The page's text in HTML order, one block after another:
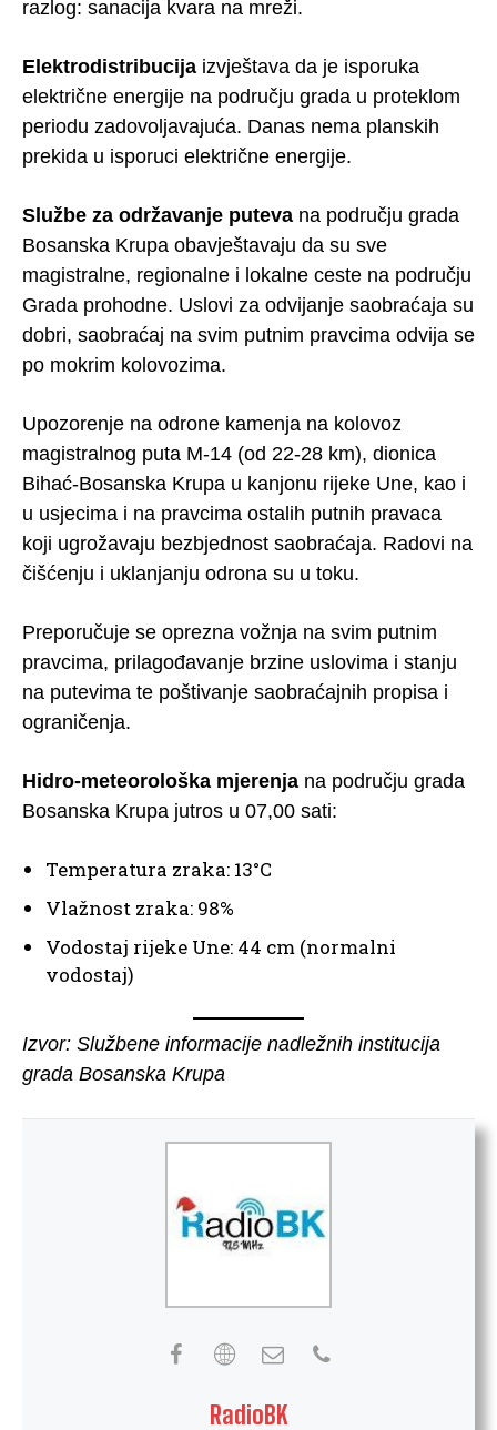
razlog: sanacija kvara na mreži.
Elektrodistribucija izvještava da je isporuka
električne energije na području grada u proteklom
periodu zadovoljavajuća. Danas nema planskih
prekida u isporuci električne energije.
Službe za održavanje puteva na području grada
Bosanska Krupa obavještavaju da su sve
magistralne, regionalne i lokalne ceste na području
Grada prohodne. Uslovi za odvijanje saobraćaja su
dobri, saobraćaj na svim putnim pravcima odvija se
po mokrim kolovozima.
Upozorenje na odrone kamenja na kolovoz
magistralnog puta M-14 (od 22-28 km), dionica
Bihać-Bosanska Krupa u kanjonu rijeke Une, kao i
u usjecima i na pravcima ostalih putnih pravaca
koji ugrožavaju bezbjednost saobraćaja. Radovi na
čišćenju i uklanjanju odrona su u toku.
Preporučuje se oprezna vožnja na svim putnim
pravcima, prilagođavanje brzine uslovima i stanju
na putevima te poštivanje saobraćajnih propisa i
ograničenja.
Hidro-meteorološka mjerenja na području grada
Bosanska Krupa jutros u 07,00 sati:
Temperatura zraka: 13°C
Vlažnost zraka: 98%
Vodostaj rijeke Une: 44 cm (normalni
vodostaj)
Izvor: Službene informacije nadležnih institucija
grada Bosanska Krupa
RadioBK